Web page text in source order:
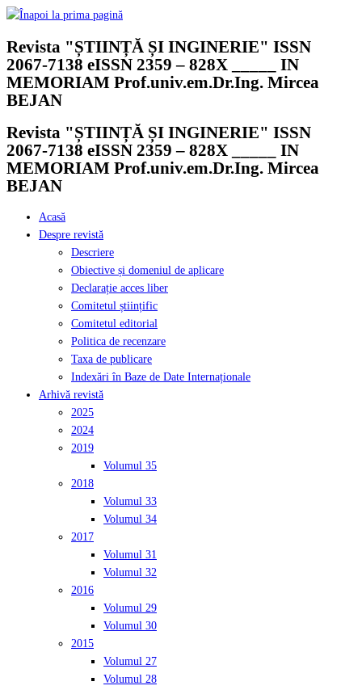
Skip
content
Revista "ȘTIINȚĂ ȘI INGINERIE" ISSN
2067-7138 eISSN 2359 – 828X _____ IN
MEMORIAM Prof.univ.em.Dr.Ing. Mircea
BEJAN
Revista "ȘTIINȚĂ ȘI INGINERIE" ISSN
2067-7138 eISSN 2359 – 828X _____ IN
MEMORIAM Prof.univ.em.Dr.Ing. Mircea
BEJAN
Acasă
Despre revistă
Descriere
Obiective și domeniul de aplicare
Declarație acces liber
Comitetul științific
Comitetul editorial
Politica de recenzare
Taxa de publicare
Indexări în Baze de Date Internaționale
Arhivă revistă
2025
2024
2019
Volumul 35
2018
Volumul 33
Volumul 34
2017
Volumul 31
Volumul 32
2016
Volumul 29
Volumul 30
2015
Volumul 27
Volumul 28